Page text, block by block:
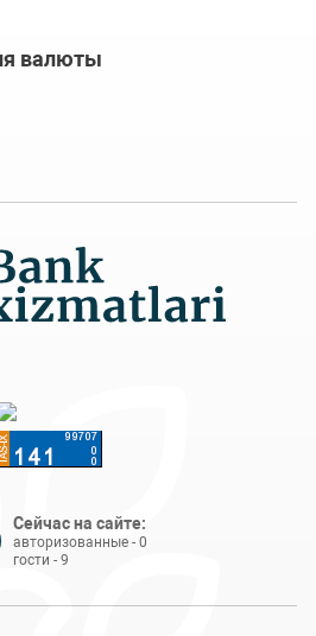
валюты
Сейчас на сайте:
авторизованные - 0
гости - 9